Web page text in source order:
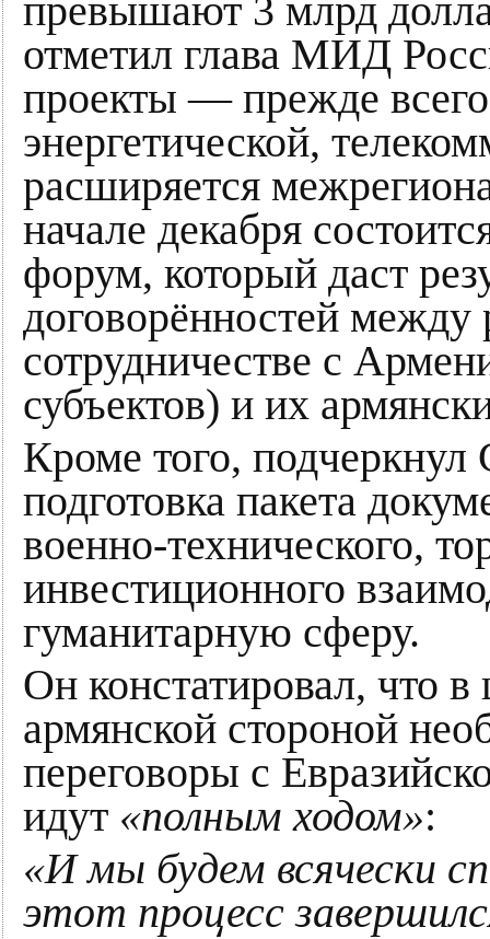
превышают 3 млрд
отметил глава МИД
проекты — прежде
энергетической,
расширяется
начале декабря
форум, который даст
договорённостей между
сотрудничестве с
субъектов) и их
Кроме того, подчеркнул
подготовка пакета
военно-технического,
инвестиционного
гуманитарную сферу.
Он констатировал, что
армянской стороной
переговоры с
идут «полным ходом»:
«И мы будем всячески
этот процесс